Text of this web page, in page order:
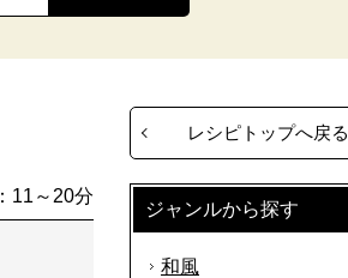
11～20分
レシピトップへ戻る
ジャンルから探す
和風